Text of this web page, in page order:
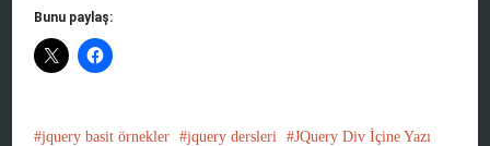
Bunu paylaş:
jquery basit örnekler jquery dersleri
JQuery Div İçine Yazı